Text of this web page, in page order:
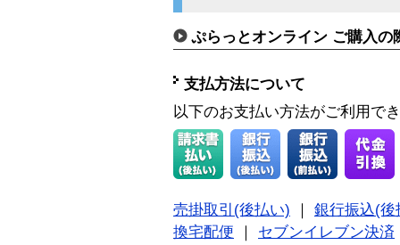
ぷらっとオンライン ご購入の
支払方法について
以下のお支払い方法がご利用で
売掛取引(後払い)
銀行振込(後
換宅配便
セブンイレブン決済